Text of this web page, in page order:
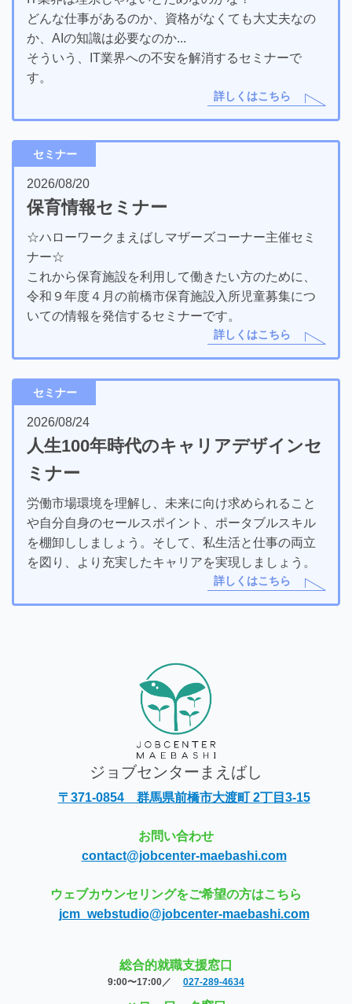
どんな仕事があるのか、資格がなくても大丈夫なの
か、AIの知識は必要なのか...
そういう、IT業界への不安を解消するセミナーで
す。
詳しくはこちら
セミナー
2026/08/20
保育情報セミナー
☆ハローワークまえばしマザーズコーナー主催セミ
ナー☆
これから保育施設を利用して働きたい方のために、
令和９年度４月の前橋市保育施設入所児童募集につ
いての情報を発信するセミナーです。
詳しくはこちら
セミナー
2026/08/24
人生100年時代のキャリアデザインセ
ミナー
労働市場環境を理解し、未来に向け求められること
や自分自身のセールスポイント、ポータブルスキル
を棚卸ししましょう。そして、私生活と仕事の両立
を図り、より充実したキャリアを実現しましょう。
詳しくはこちら
ジョブセンターまえばし
〒371-0854 群馬県前橋市大渡町 2丁目3-15
お問い合わせ
contact@jobcenter-maebashi.com
ウェブカウンセリングをご希望の方はこちら
jcm_webstudio@jobcenter-maebashi.com
総合的就職支援窓口
9:00〜17:00／ 027-289-4634